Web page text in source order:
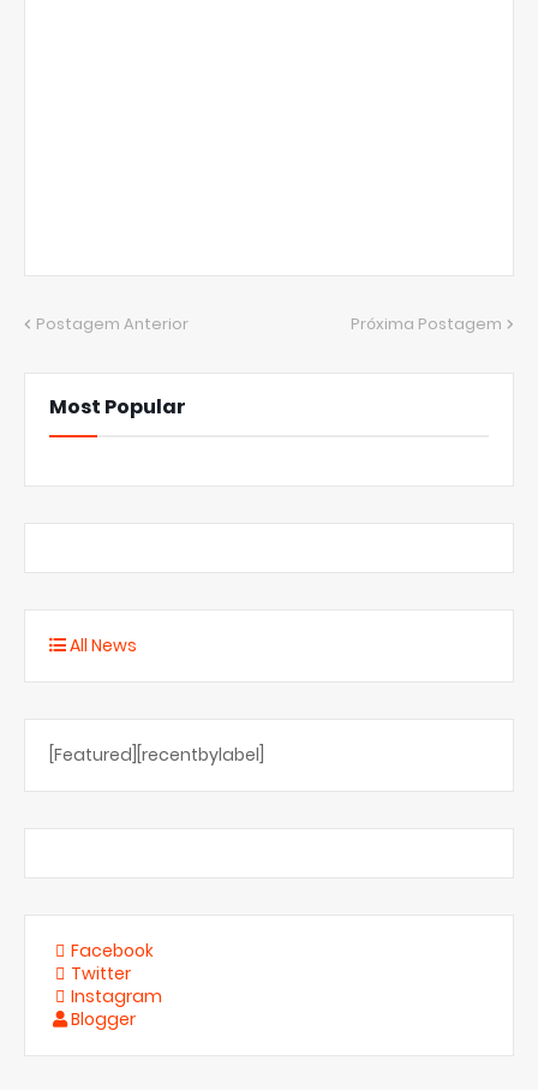
Postagem Anterior Próxima Postagem
Most Popular
All News
[Featured][recentbylabel]
Facebook
Twitter
Instagram
Blogger